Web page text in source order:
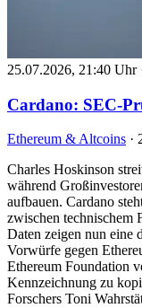
25.07.2026, 21:40 Uhr
Cardano: SEC-
Ethereum & Altcoins ·
Charles Hoskinson
während
aufbauen. Cardano
zwischen
Daten zeigen nun eine
Vorwürfe gegen
Ethereum Foundation
Kennzeichnung zu
Forschers Toni